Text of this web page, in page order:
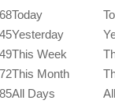
Today
68
Yesterday
This Week
This Month
All Days